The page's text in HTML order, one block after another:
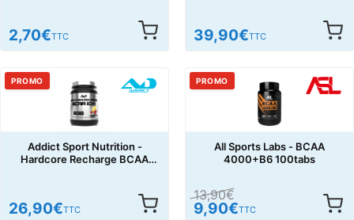
2,70€TTC 39,90€TTC
PROMO
Addict Sport Nutrition -
Hardcore Recharge BCAA
26,90€TTC
PROMO
All Sports Labs - BCAA
4000+B6 100tabs
13,90€
9,90€TTC